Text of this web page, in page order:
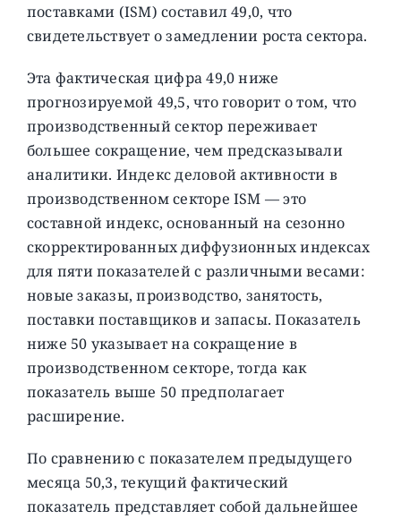
поставками (ISM) составил 49,0, что
свидетельствует о замедлении роста сектора.
Эта фактическая цифра 49,0 ниже
прогнозируемой 49,5, что говорит о том, что
производственный сектор переживает
большее сокращение, чем предсказывали
аналитики. Индекс деловой активности в
производственном секторе ISM — это
составной индекс, основанный на сезонно
скорректированных диффузионных индексах
для пяти показателей с различными весами:
новые заказы, производство, занятость,
поставки поставщиков и запасы. Показатель
ниже 50 указывает на сокращение в
производственном секторе, тогда как
показатель выше 50 предполагает
расширение.
По сравнению с показателем предыдущего
месяца 50,3, текущий фактический
показатель представляет собой дальнейшее